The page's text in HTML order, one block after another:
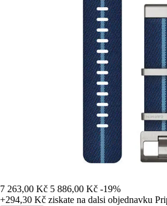
7 263,00 Kč 5 886,00 Kč -19%
+294,30 Kč ziskate na dalsi objednavku